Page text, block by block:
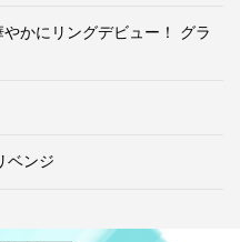
やかにリングデビュー！ グラ
ベンジ